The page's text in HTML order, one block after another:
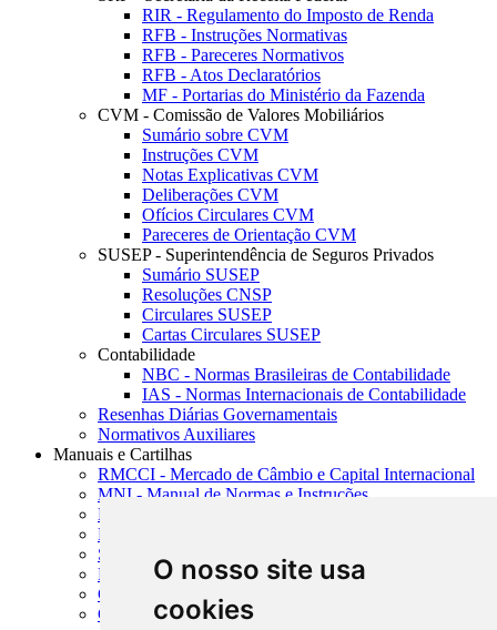
O nosso site usa
cookies
RIR - Regulamento do Imposto de Renda
RFB - Instruções Normativas
RFB - Pareceres Normativos
RFB - Atos Declaratórios
MF - Portarias do Ministério da Fazenda
CVM - Comissão de Valores Mobiliários
Sumário sobre CVM
Instruções CVM
Notas Explicativas CVM
Deliberações CVM
Ofícios Circulares CVM
Pareceres de Orientação CVM
SUSEP - Superintendência de Seguros Privados
Sumário SUSEP
Resoluções CNSP
Circulares SUSEP
Cartas Circulares SUSEP
Contabilidade
NBC - Normas Brasileiras de Contabilidade
IAS - Normas Internacionais de Contabilidade
Resenhas Diárias Governamentais
Normativos Auxiliares
Manuais e Cartilhas
RMCCI - Mercado de Câmbio e Capital Internacional
MNI - Manual de Normas e Instruções
MTVM - Manual de Títulos e Valores Mobiliários
MCR - Manual de Crédito Rural
SISORF - Manual de Organização do SFN
MASUP - Manual de Supervisão Bancária
CADOC - Catálogo de Documentos
CNAE-CONCLA - Classificação Nacional de